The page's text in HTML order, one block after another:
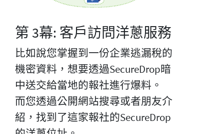
第 3幕: 客戶訪問洋蔥服務
比如說您掌握到一份企業逃漏稅的
機密資料，想要透過SecureDrop暗
中送交給當地的報社進行爆料。
而您透過公開網站搜尋或者朋友介
紹，找到了這家報社的SecureDrop